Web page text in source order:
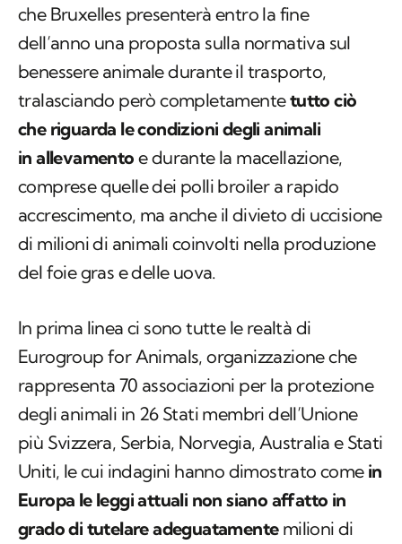
che Bruxelles presenterà entro la fine
dell’anno una proposta sulla normativa sul
benessere animale durante il trasporto,
tralasciando però completamentetutto ciò
che riguarda le condizioni degli animali
in allevamento e durante la macellazione,
comprese quelle dei polli broiler a rapido
accrescimento, ma anche il divieto di uccisione
di milioni di animali coinvolti nella produzione
del foie gras e delle uova.
In prima linea ci sono tutte le realtà di
Eurogroup for Animals, organizzazione che
rappresenta 70 associazioni per la protezione
degli animali in 26 Stati membri dell’Unione
più Svizzera, Serbia, Norvegia, Australia e Stati
Uniti, le cui indagini hanno dimostrato come in
Europa le leggi attuali non siano affatto in
grado di tutelare adeguatamentemilioni di